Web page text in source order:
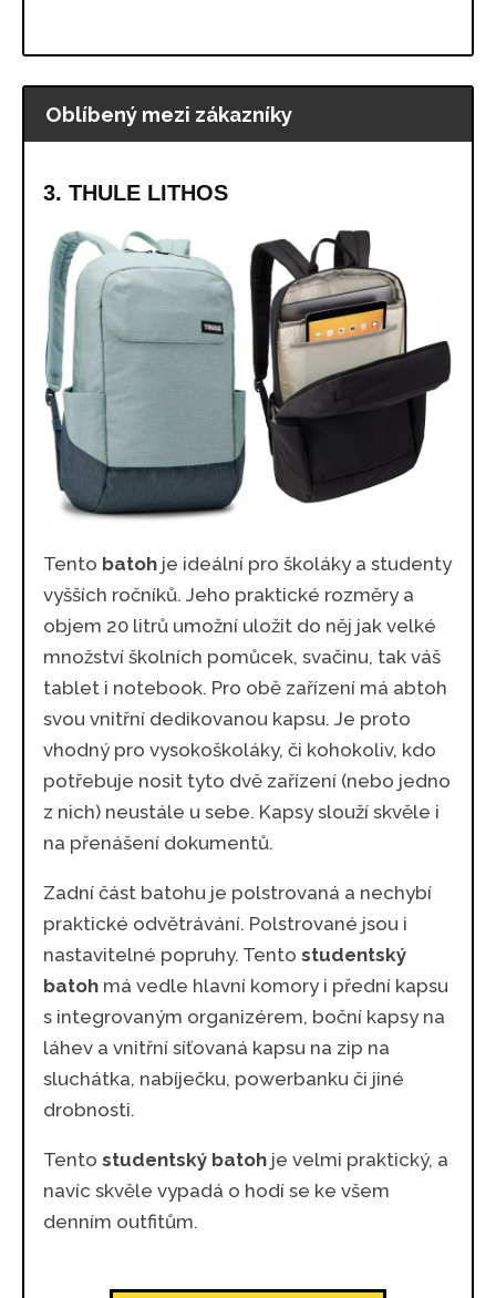
Oblíbený mezi zákazníky
3. THULE LITHOS
Tento batoh je ideální pro školáky a studenty
vyšších ročníků. Jeho praktické rozměry a
objem 20 litrů umožní uložit do něj jak velké
množství školních pomůcek, svačinu, tak váš
tablet i notebook. Pro obě zařízení má abtoh
svou vnitřní dedikovanou kapsu. Je proto
vhodný pro vysokoškoláky, či kohokoliv, kdo
potřebuje nosit tyto dvě zařízení (nebo jedno
z nich) neustále u sebe. Kapsy slouží skvěle i
na přenášení dokumentů.
Zadní část batohu je polstrovaná a nechybí
praktické odvětrávání. Polstrované jsou i
nastavitelné popruhy. Tento studentský
batoh má vedle hlavní komory i přední kapsu
s integrovaným organizérem, boční kapsy na
láhev a vnitřní síťovaná kapsu na zip na
sluchátka, nabíječku, powerbanku či jiné
drobnosti.
Tento studentský batoh je velmi praktický, a
navíc skvěle vypadá o hodí se ke všem
denním outfitům.